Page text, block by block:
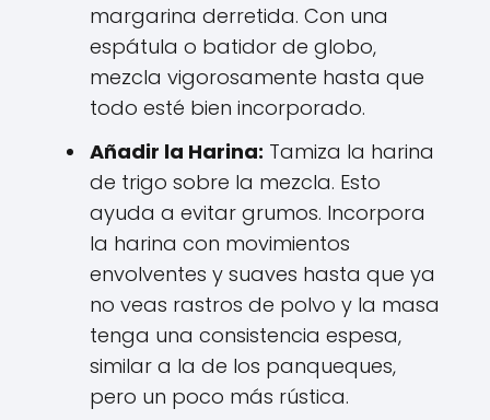
margarina derretida. Con una
espátula o batidor de globo,
mezcla vigorosamente hasta que
todo esté bien incorporado.
Añadir la Harina: Tamiza la harina
de trigo sobre la mezcla. Esto
ayuda a evitar grumos. Incorpora
la harina con movimientos
envolventes y suaves hasta que ya
no veas rastros de polvo y la masa
tenga una consistencia espesa,
similar a la de los panqueques,
pero un poco más rústica.